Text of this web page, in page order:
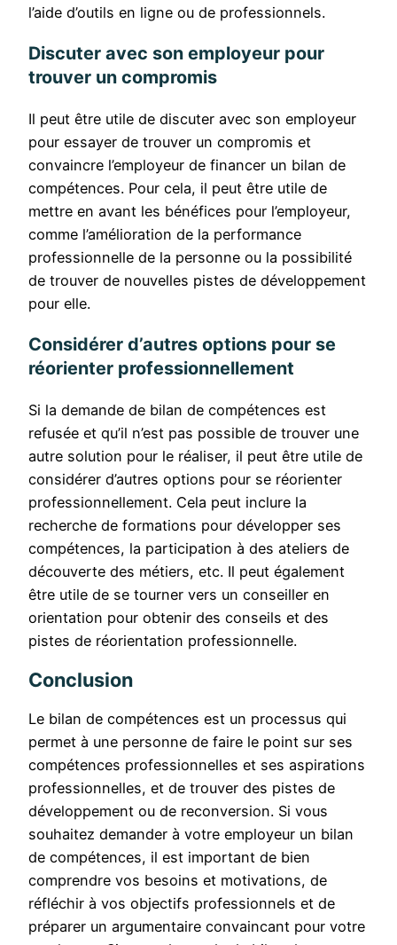
l’aide d’outils en ligne ou de professionnels.
Discuter avec son employeur pour
trouver un compromis
Il peut être utile de discuter avec son employeur
pour essayer de trouver un compromis et
convaincre l’employeur de financer un bilan de
compétences. Pour cela, il peut être utile de
mettre en avant les bénéfices pour l’employeur,
comme l’amélioration de la performance
professionnelle de la personne ou la possibilité
de trouver de nouvelles pistes de développement
pour elle.
Considérer d’autres options pour se
réorienter professionnellement
Si la demande de bilan de compétences est
refusée et qu’il n’est pas possible de trouver une
autre solution pour le réaliser, il peut être utile de
considérer d’autres options pour se réorienter
professionnellement. Cela peut inclure la
recherche de formations pour développer ses
compétences, la participation à des ateliers de
découverte des métiers, etc. Il peut également
être utile de se tourner vers un conseiller en
orientation pour obtenir des conseils et des
pistes de réorientation professionnelle.
Conclusion
Le bilan de compétences est un processus qui
permet à une personne de faire le point sur ses
compétences professionnelles et ses aspirations
professionnelles, et de trouver des pistes de
développement ou de reconversion. Si vous
souhaitez demander à votre employeur un bilan
de compétences, il est important de bien
comprendre vos besoins et motivations, de
réfléchir à vos objectifs professionnels et de
préparer un argumentaire convaincant pour votre